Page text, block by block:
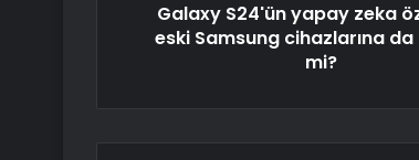
Galaxy S24'ün yapay zeka
eski Samsung cihazlarına
mi?